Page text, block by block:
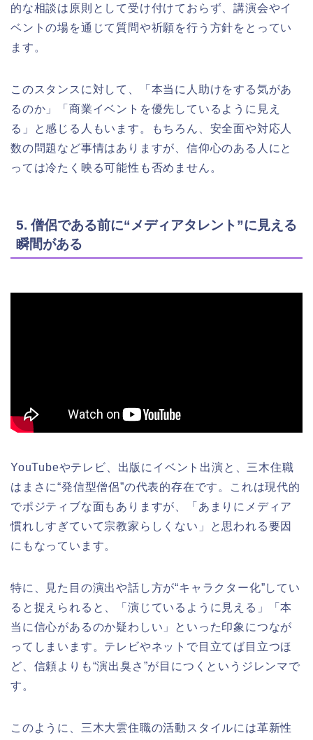
的な相談は原則として受け付けておらず、講演会やイ
ベントの場を通じて質問や祈願を行う方針をとってい
ます。
このスタンスに対して、「本当に人助けをする気があ
るのか」「商業イベントを優先しているように見え
る」と感じる人もいます。もちろん、安全面や対応人
数の問題など事情はありますが、信仰心のある人にと
っては冷たく映る可能性も否めません。
5. 僧侶である前に“メディアタレント”に見える
瞬間がある
YouTubeやテレビ、出版にイベント出演と、三木住職
はまさに“発信型僧侶”の代表的存在です。これは現代的
でポジティブな面もありますが、「あまりにメディア
慣れしすぎていて宗教家らしくない」と思われる要因
にもなっています。
特に、見た目の演出や話し方が“キャラクター化”してい
ると捉えられると、「演じているように見える」「本
当に信心があるのか疑わしい」といった印象につなが
ってしまいます。テレビやネットで目立てば目立つほ
ど、信頼よりも“演出臭さ”が目につくというジレンマで
す。
このように、三木大雲住職の活動スタイルには革新性